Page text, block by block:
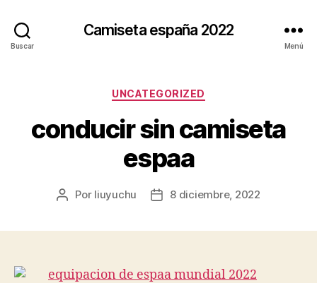
Buscar
Camiseta españa 2022
Menú
Categorías
UNCATEGORIZED
conducir sin camiseta
espaa
Autor
Por liuyuchu
Fecha8 diciembre, 2022